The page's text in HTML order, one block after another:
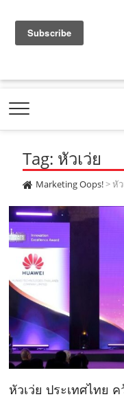
a
e
b
o
o
k
.
c
o
m
o
t
b
e
.
c
o
m
.
o
e
m
e
t
g
a
m
m
DIGITAL |
Tag: หัวเว่ย
Marketing Oops!>หัว
หัวเว่ย ประเทศไทย